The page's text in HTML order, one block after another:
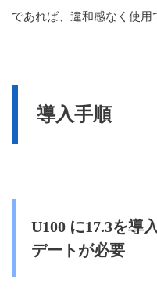
であれば、違和感なく使用
導入手順
U100 に17.3を導
デートが必要